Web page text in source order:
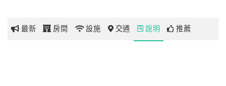
圖 最新 房間 設施 交通 說明 推薦